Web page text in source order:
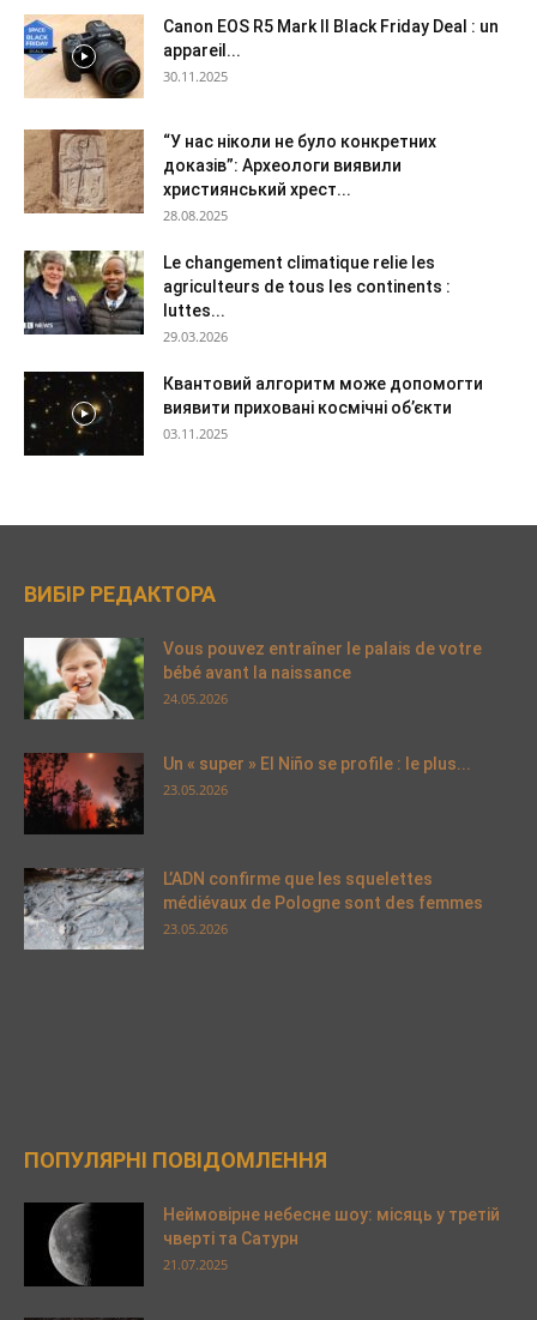
Canon EOS R5 Mark II Black Friday Deal : un
appareil...
30.11.2025
“У нас ніколи не було конкретних
доказів”: Археологи виявили
християнський хрест...
28.08.2025
Le changement climatique relie les
agriculteurs de tous les continents :
luttes...
29.03.2026
Квантовий алгоритм може допомогти
виявити приховані космічні об’єкти
03.11.2025
ВИБІР РЕДАКТОРА
Vous pouvez entraîner le palais de votre
bébé avant la naissance
24.05.2026
Un « super » El Niño se profile : le plus...
23.05.2026
L’ADN confirme que les squelettes
médiévaux de Pologne sont des femmes
23.05.2026
ПОПУЛЯРНІ ПОВІДОМЛЕННЯ
Неймовірне небесне шоу: місяць у третій
чверті та Сатурн
21.07.2025